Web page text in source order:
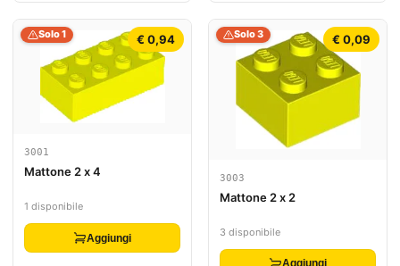
€ 0,94
Solo 1
3001
Mattone 2 x 4
1 disponibile
Aggiungi
€ 0,09
Solo 3
3003
Mattone 2 x 2
3 disponibile
Aggiungi